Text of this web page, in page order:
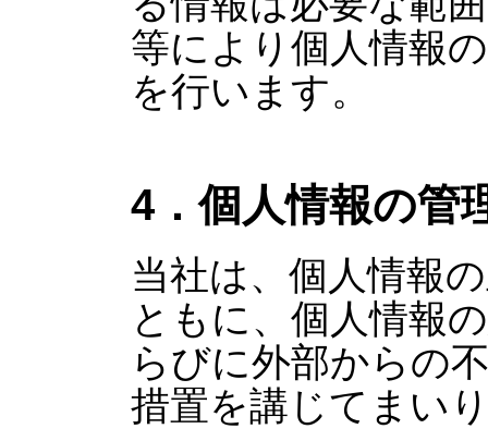
等により個人情報
を行います。
4．個人情報の管
当社は、個人情報
ともに、個人情報
らびに外部からの
措置を講じてまい